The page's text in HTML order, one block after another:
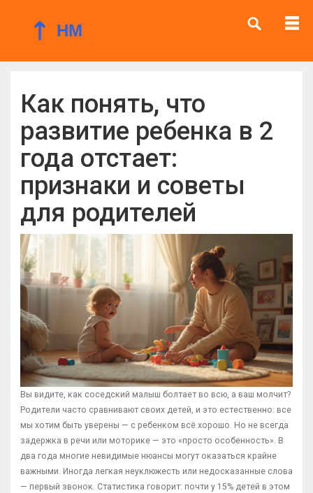
Как понять, что
развитие ребенка в 2
года отстает:
признаки и советы
для родителей
Вы видите, как соседский малыш болтает во всю, а ваш молчит?
Родители часто сравнивают своих детей, и это естественно: все
мы хотим быть уверены — с ребенком всё хорошо. Но не всегда
задержка в речи или моторике — это «просто особенность». В
два года многие невидимые нюансы могут оказаться крайне
важными. Иногда легкая неуклюжесть или недосказанные слова
— первый звонок. Статистика говорит: почти у 15% детей в этом